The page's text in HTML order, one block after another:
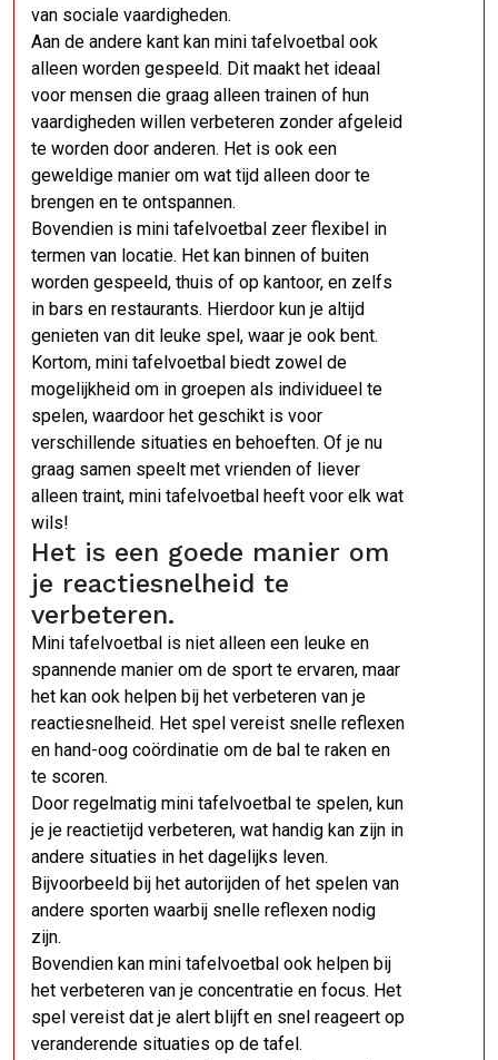
van sociale vaardigheden.
Aan de andere kant kan mini tafelvoetbal ook
alleen worden gespeeld. Dit maakt het ideaal
voor mensen die graag alleen trainen of hun
vaardigheden willen verbeteren zonder afgeleid
te worden door anderen. Het is ook een
geweldige manier om wat tijd alleen door te
brengen en te ontspannen.
Bovendien is mini tafelvoetbal zeer flexibel in
termen van locatie. Het kan binnen of buiten
worden gespeeld, thuis of op kantoor, en zelfs
in bars en restaurants. Hierdoor kun je altijd
genieten van dit leuke spel, waar je ook bent.
Kortom, mini tafelvoetbal biedt zowel de
mogelijkheid om in groepen als individueel te
spelen, waardoor het geschikt is voor
verschillende situaties en behoeften. Of je nu
graag samen speelt met vrienden of liever
alleen traint, mini tafelvoetbal heeft voor elk wat
wils!
Het is een goede manier om
je reactiesnelheid te
verbeteren.
Mini tafelvoetbal is niet alleen een leuke en
spannende manier om de sport te ervaren, maar
het kan ook helpen bij het verbeteren van je
reactiesnelheid. Het spel vereist snelle reflexen
en hand-oog coördinatie om de bal te raken en
te scoren.
Door regelmatig mini tafelvoetbal te spelen, kun
je je reactietijd verbeteren, wat handig kan zijn in
andere situaties in het dagelijks leven.
Bijvoorbeeld bij het autorijden of het spelen van
andere sporten waarbij snelle reflexen nodig
zijn.
Bovendien kan mini tafelvoetbal ook helpen bij
het verbeteren van je concentratie en focus. Het
spel vereist dat je alert blijft en snel reageert op
veranderende situaties op de tafel.